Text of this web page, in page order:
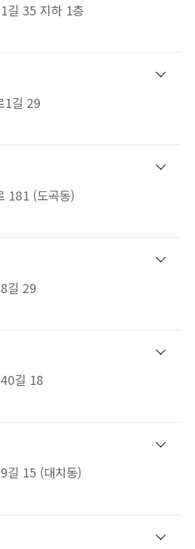
길 35 지하 1층
1길 29
181 (도곡동)
길 29
길 18
길 15 (대치동)